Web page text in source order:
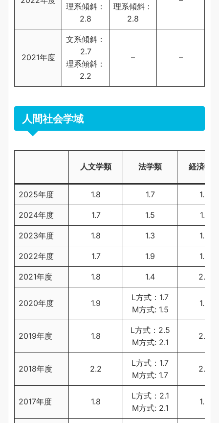
理系傾斜：
2.8
理系傾斜：
2.8
2021年度
文系傾斜：
2.7
理系傾斜：
2.2
– –
人間社会学域
人文学類 法学類 経済学
2025年度 1.8 1.7 1.8
2024年度 1.7 1.5 1.7
2023年度 1.8 1.3 1.8
2022年度 1.7 1.9 1.5
2021年度 1.8 1.4 2.3
2020年度 1.9
L方式：1.7
M方式: 1.5
1.3
2019年度 1.8
L方式：2.5
M方式: 2.1
2.2
2018年度 2.2
L方式：1.7
M方式: 1.7
2.0
2017年度 1.8
L方式：2.1
M方式: 2.1
1.9